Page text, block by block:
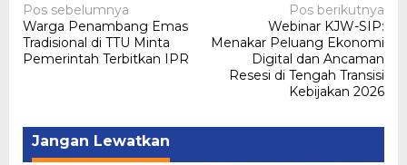
Navigasi
pos
Pos sebelumnya
Warga Penambang Emas
Tradisional di TTU Minta
Pemerintah Terbitkan IPR
Pos berikutnya
Webinar KJW-SIP:
Menakar Peluang Ekonomi
Digital dan Ancaman
Resesi di Tengah Transisi
Kebijakan 2026
Jangan Lewatkan